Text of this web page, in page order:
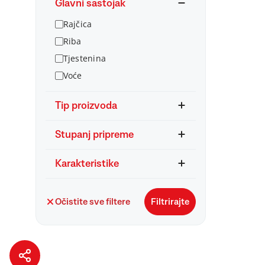
Glavni sastojak
Rajčica
Riba
Tjestenina
Voće
Tip proizvoda
Stupanj pripreme
Karakteristike
Očistite sve filtere Filtrirajte